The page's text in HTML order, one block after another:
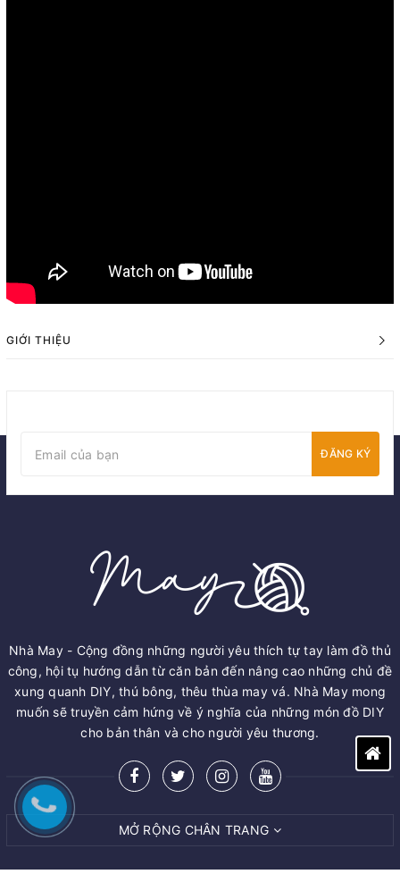
GIỚI THIỆU
ĐĂNG KÝ
Nhà May - Cộng đồng những người yêu thích tự tay làm đồ thủ
công, hội tụ hướng dẫn từ căn bản đến nâng cao những chủ đề
xung quanh DIY, thú bông, thêu thùa may vá. Nhà May mong
muốn sẽ truyền cảm hứng về ý nghĩa của những món đồ DIY
cho bản thân và cho người yêu thương.
MỞ RỘNG CHÂN TRANG